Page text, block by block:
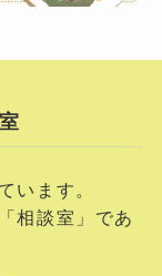
います。
相談室」であ